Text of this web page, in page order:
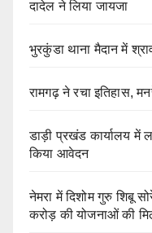
दादेल ने लिया जायजा
भुरकुंडा थाना मैदान में
रामगढ़ ने रचा इतिहास,
डाड़ी प्रखंड कार्यालय में
किया आवेदन
नेमरा में दिशोम गुरु शिबू
करोड़ की योजनाओं की